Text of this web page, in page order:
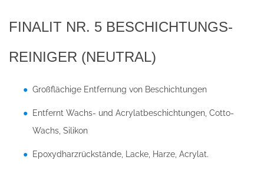
FINALIT NR. 5 BESCHICHTUNGS-
REINIGER (NEUTRAL)
Großflächige Entfernung von Beschichtungen
Entfernt Wachs- und Acrylatbeschichtungen, Cotto-
Wachs, Silikon
Epoxydharzrückstände, Lacke, Harze, Acrylat.